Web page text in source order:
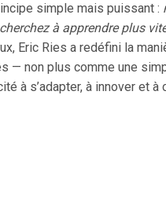
simple mais puissant :
à apprendre plus
Eric Ries a redéfini la
— non plus comme une
à s’adapter, à innover et à